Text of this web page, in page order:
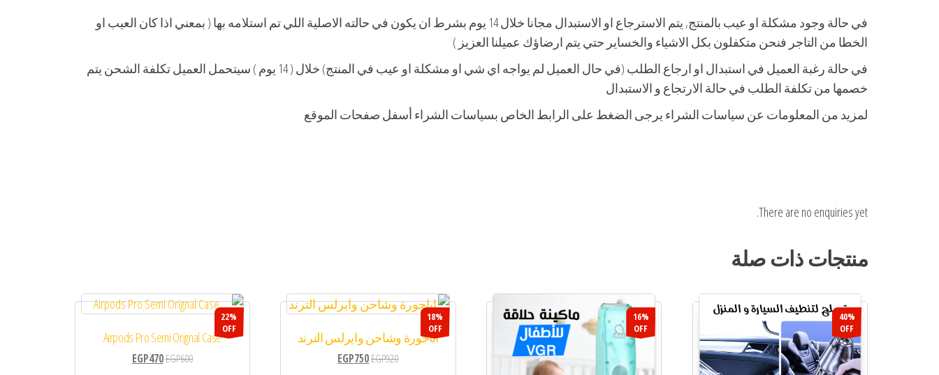
في حالة وجود مشكلة او عيب بالمنتج, يتم الاسترجاع او الاستبدال مجانا خلال 14 يوم بشرط ان يكون في حالته الاصلية اللي تم استلامه بها ( بمعني اذا كان العيب او
الخطا من التاجر فنحن متكفلون بكل الاشياء والخساير حتي يتم ارضاؤك عميلنا العزيز )
في حالة رغبة العميل في استبدال او ارجاع الطلب (في حال العميل لم يواجه اي شي او مشكلة او عيب في المنتج) خلال ( 14 يوم ) سيتحمل العميل تكلفة الشحن يتم
خصمها من تكلفة الطلب في حالة الارتجاع و الاستبدال
لمزيد من المعلومات عن سياسات الشراء يرجى الضغط على الرابط الخاص بسياسات الشراء أسفل صفحات الموقع
There are no enquiries yet.
منتجات ذات صلة
40%
OFF
16%
OFF
18%
OFF
اباجورة وشاحن وايرلس الترند
EGP920
EGP750
22%
OFF
Airpods Pro Semi Orignal Case
EGP600
EGP470